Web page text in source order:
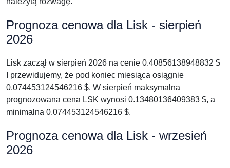
Prognoza cenowa dla Lisk - sierpień
2026
Lisk zaczął w sierpień 2026 na cenie 0.40856138948832 $
I przewidujemy, że pod koniec miesiąca osiągnie
0.074453124546216 $. W sierpień maksymalna
prognozowana cena LSK wynosi 0.13480136409383 $, a
minimalna 0.074453124546216 $.
Prognoza cenowa dla Lisk - wrzesień
2026